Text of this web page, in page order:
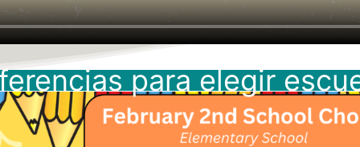
para elegir